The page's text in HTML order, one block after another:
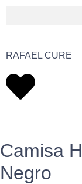
RAFAEL CURE
Camisa
Negro